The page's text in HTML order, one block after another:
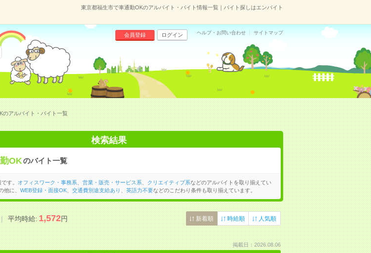
東京都福生市で車通勤OKのアルバイト・バイト情報一覧｜バイト探しはエンバイト
会員登録 ログイン ヘルプ・お問い合わせ サイトマップ
のアルバイト・バイト一覧
検索結果
OKのバイト一覧
す。 オフィスワーク・事務系 営業・販売・サービス系 クリエイティブ系などのアルバイトを取り揃えてい
他に、 WEB登録・面接OK、 交通費別途支給あり 英語力不要などのこだわり条件も取り揃えています。
平均時給:1,572円 新着順 時給順 人気順
掲載日：2026.08.06